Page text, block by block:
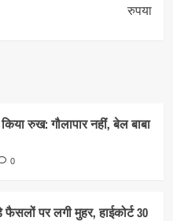
रुपया
रुख: गौलापार नहीं, बेल बाबा
0
पर लगी मुहर, हाईकोर्ट 30